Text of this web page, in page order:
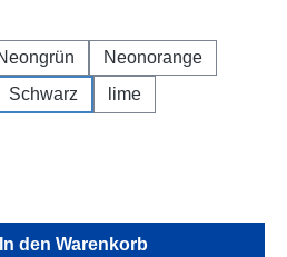
Neonorange
Schwarz lime
Wert ein
In den Warenkorb